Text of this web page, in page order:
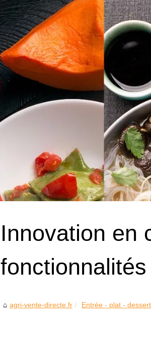
Innovation en
agri-vente-directe.fr Entrée - plat - dessert